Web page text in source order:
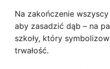
Na zakończenie
aby zasadzić dąb – na
szkoły, który
trwałość.